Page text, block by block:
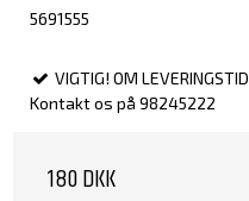
5691555
VIGTIG! OM
Kontakt os på 98245222
180 DKK